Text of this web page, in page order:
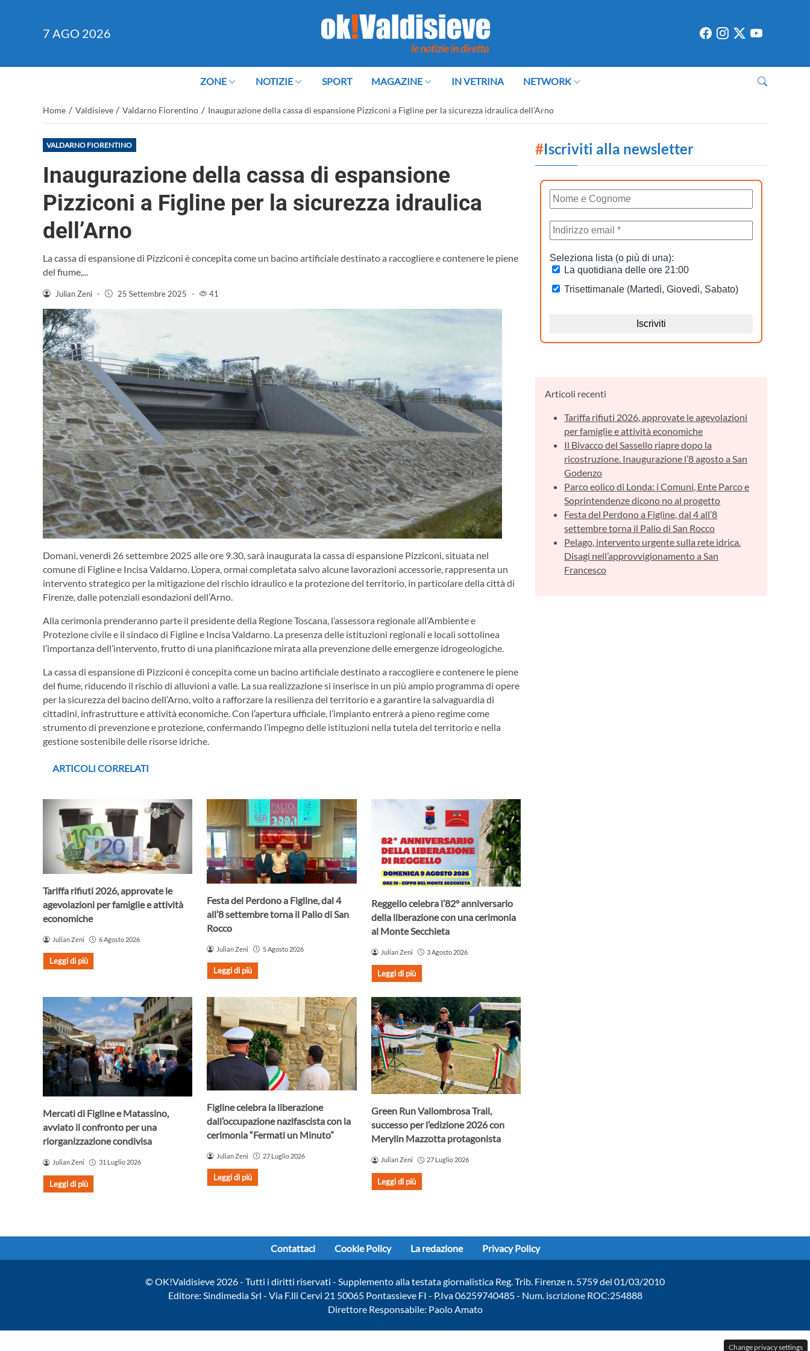
7 AGO 2026
ZONE NOTIZIE SPORT MAGAZINE IN VETRINA NETWORK
Home / Valdisieve / Valdarno Fiorentino / Inaugurazione della cassa di espansione Pizziconi a Figline per la sicurezza idraulica dell’Arno
VALDARNO FIORENTINO
Inaugurazione della cassa di espansione
Pizziconi a Figline per la sicurezza idraulica
dell’Arno
La cassa di espansione di Pizziconi è concepita come un bacino artificiale destinato a raccogliere e contenere le piene
del fiume,...
Julian Zeni - 25 Settembre 2025 - 41
Domani, venerdì 26 settembre 2025 alle ore 9.30, sarà inaugurata la cassa di espansione Pizziconi, situata nel
comune di Figline e Incisa Valdarno. L’opera, ormai completata salvo alcune lavorazioni accessorie, rappresenta un
intervento strategico per la mitigazione del rischio idraulico e la protezione del territorio, in particolare della città di
Firenze, dalle potenziali esondazioni dell’Arno.
Alla cerimonia prenderanno parte il presidente della Regione Toscana, l’assessora regionale all’Ambiente e
Protezione civile e il sindaco di Figline e Incisa Valdarno. La presenza delle istituzioni regionali e locali sottolinea
l’importanza dell’intervento, frutto di una pianificazione mirata alla prevenzione delle emergenze idrogeologiche.
La cassa di espansione di Pizziconi è concepita come un bacino artificiale destinato a raccogliere e contenere le piene
del fiume, riducendo il rischio di alluvioni a valle. La sua realizzazione si inserisce in un più ampio programma di opere
per la sicurezza del bacino dell’Arno, volto a rafforzare la resilienza del territorio e a garantire la salvaguardia di
cittadini, infrastrutture e attività economiche. Con l’apertura ufficiale, l’impianto entrerà a pieno regime come
strumento di prevenzione e protezione, confermando l’impegno delle istituzioni nella tutela del territorio e nella
gestione sostenibile delle risorse idriche.
ARTICOLI CORRELATI
Tariffa rifiuti 2026, approvate le
agevolazioni per famiglie e attività
economiche
Julian Zeni 6 Agosto 2026
Leggi di più
Festa del Perdono a Figline, dal 4
all’8 settembre torna il Palio di San
Rocco
Julian Zeni 5 Agosto 2026
Leggi di più
Reggello celebra l’82° anniversario
della liberazione con una cerimonia
al Monte Secchieta
Julian Zeni 3 Agosto 2026
Leggi di più
Mercati di Figline e Matassino,
avviato il confronto per una
riorganizzazione condivisa
Julian Zeni 31 Luglio 2026
Leggi di più
Figline celebra la liberazione
dall’occupazione nazifascista con la
cerimonia “Fermati un Minuto”
Julian Zeni 27 Luglio 2026
Leggi di più
Green Run Vallombrosa Trail,
successo per l’edizione 2026 con
Merylin Mazzotta protagonista
Julian Zeni 27 Luglio 2026
Leggi di più
#Iscriviti alla newsletter
Articoli recenti
Tariffa rifiuti 2026, approvate le agevolazioni
per famiglie e attività economiche
Il Bivacco del Sassello riapre dopo la
ricostruzione. Inaugurazione l’8 agosto a San
Godenzo
Parco eolico di Londa: i Comuni, Ente Parco e
Soprintendenze dicono no al progetto
Festa del Perdono a Figline, dal 4 all’8
settembre torna il Palio di San Rocco
Pelago, intervento urgente sulla rete idrica.
Disagi nell’approvvigionamento a San
Francesco
Contattaci Cookie Policy La redazione Privacy Policy
© OK!Valdisieve 2026 - Tutti i diritti riservati - Supplemento alla testata giornalistica Reg. Trib. Firenze n. 5759 del 01/03/2010
Editore: Sindimedia Srl - Via F.lli Cervi 21 50065 Pontassieve FI - P.Iva 06259740485 - Num. iscrizione ROC:254888
Direttore Responsabile: Paolo Amato
Change privacy settings